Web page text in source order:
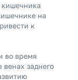
кишечника
на
к
во время
заднего